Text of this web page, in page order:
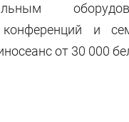
конференций и
от 30 000